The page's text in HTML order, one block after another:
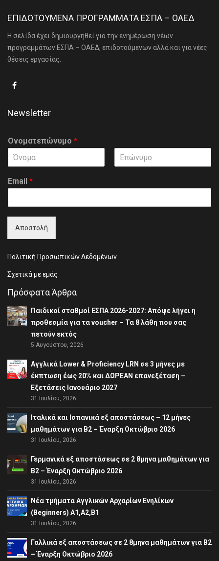
ΕΠΙΔΟΤΟΥΜΕΝΑ ΠΡΟΓΡΑΜΜΑΤΑ ΕΣΠΑ – ΟΑΕΔ
Η σελίδα έχει δημιουργηθεί για την ενημέρωση νέων
προγραμμάτων ΕΣΠΑ – ΟΑΕΔ, επιδοτούμενων αλλά και για νέες
θέσεις εργασίας.
Newsletter
Ονοματεπώνυμο *
i
rEmail *
Αποστολή
Πολιτική Προσωπικών Δεδομένων
Σχετικά με εμάς
Πρόσφατα Άρθρα
Παιδικοί σταθμοί ΕΣΠΑ 2026-2027: Απόψε λήγει η
προθεσμία για τα voucher – Τα 8 λάθη που σας
πετούν εκτός
5 Αυγούστου, 2026
Αγγλικά Lower & Proficiency LRN σε 3 μήνες με
έκπτωση έως 20% και ΔΩΡΕΑΝ επανεξέταση –
Εξετάσεις Ιανουάριο 2027
31 Ιουλίου, 2026
Ιταλικά και Ισπανικά εξ αποστάσεως – 12 μήνες
μαθημάτων για B2 – Έναρξη Οκτώβριο 2026
31 Ιουλίου, 2026
Γερμανικά εξ αποστάσεως σε 2 8μηνα μαθημάτων για
Β2 – Έναρξη Οκτώβριο 2026
31 Ιουλίου, 2026
Νέα τμήματα Αγγλικών Αρχαρίων Ενηλίκων
(Beginners) A1,A2,B1
31 Ιουλίου, 2026
Γαλλικά εξ αποστάσεως σε 2 8μηνα μαθημάτων για Β2
– Έναρξη Οκτώβριο 2026